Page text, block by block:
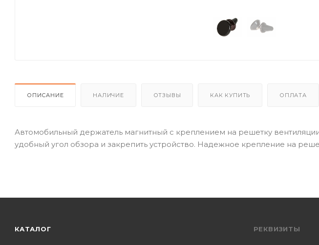
ОПИСАНИЕ НАЛИЧИЕ ОТЗЫВЫ КАК КУПИТЬ ОПЛАТА
Автомобильный держатель магнитный с креплением на решетку
удобный угол обзора и закрепить устройство. Надежное крепление на
КАТАЛОГ РЕКВИЗИТЫ